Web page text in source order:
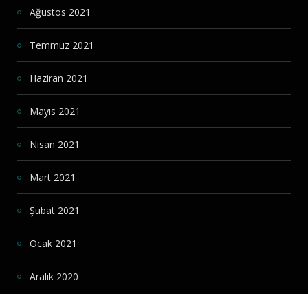
Ağustos 2021
Temmuz 2021
Haziran 2021
Mayıs 2021
Nisan 2021
Mart 2021
Şubat 2021
Ocak 2021
Aralık 2020